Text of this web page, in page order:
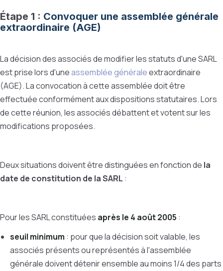
Étape 1 : Convoquer une assemblée générale
extraordinaire (AGE)
La décision des associés de modifier les statuts d'une SARL
est prise lors d'uneassemblée généraleextraordinaire
(AGE). La convocation à cette assemblée doit être
effectuée conformément aux dispositions statutaires. Lors
de cette réunion, les associés débattent et votent sur les
modifications proposées.
Deux situations doivent être distinguées en fonction de la
date de constitution de la SARL :
Pour les SARL constituées après le 4 août 2005 :
seuil minimum : pour que la décision soit valable, les
associés présents ou représentés à l'assemblée
générale doivent détenir ensemble au moins 1/4 des parts